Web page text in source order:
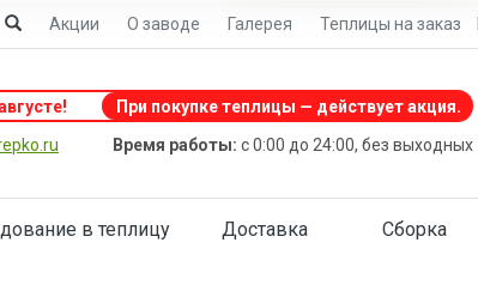
Акции О заводе Галерея Теплицы на заказ
! При покупке теплицы — действует акция.
Время работы: с 0:00 до 24:00, без выходных
в теплицу Доставка Сборка